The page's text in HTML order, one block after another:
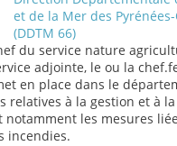
et de la Mer des
(DDTM 66)
du service nature
adjointe, le ou la
en place dans le
relatives à la gestion et à
les mesures
incendies.